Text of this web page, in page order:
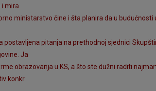
i mira
ministarstvo čine i šta planira da u
pitanja na prethodnoj sjednici
Ja
obrazovanja u KS, a što ste dužni raditi
konkr